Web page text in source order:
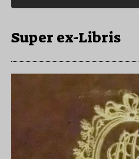
Super ex-Libris